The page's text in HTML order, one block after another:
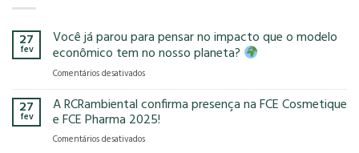
27
fev
Você já parou para pensar no impacto que o modelo
econômico tem no nosso planeta?
Comentários desativadosem
já
parou
para
pensar
27
fev
A RCRambiental confirma presença na FCE Cosmetique
e FCE Pharma 2025!
Comentários desativadosem